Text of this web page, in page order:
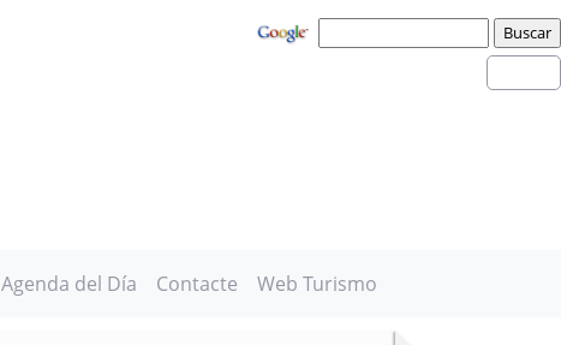
Agenda del Día Contacte Web Turismo